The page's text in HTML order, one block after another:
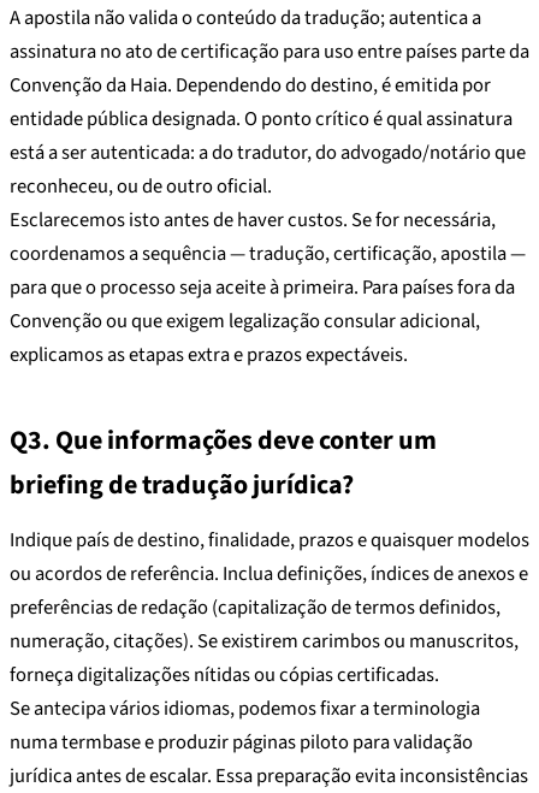
A apostila não valida o conteúdo da tradução; autentica a
assinatura no ato de certificação para uso entre países parte da
Convenção da Haia. Dependendo do destino, é emitida por
entidade pública designada. O ponto crítico é qual assinatura
está a ser autenticada: a do tradutor, do advogado/notário que
reconheceu, ou de outro oficial.
Esclarecemos isto antes de haver custos. Se for necessária,
coordenamos a sequência — tradução, certificação, apostila —
para que o processo seja aceite à primeira. Para países fora da
Convenção ou que exigem legalização consular adicional,
explicamos as etapas extra e prazos expectáveis.
Q3. Que informações deve conter um
briefing de tradução jurídica?
Indique país de destino, finalidade, prazos e quaisquer modelos
ou acordos de referência. Inclua definições, índices de anexos e
preferências de redação (capitalização de termos definidos,
numeração, citações). Se existirem carimbos ou manuscritos,
forneça digitalizações nítidas ou cópias certificadas.
Se antecipa vários idiomas, podemos fixar a terminologia
numa termbase e produzir páginas piloto para validação
jurídica antes de escalar. Essa preparação evita inconsistências